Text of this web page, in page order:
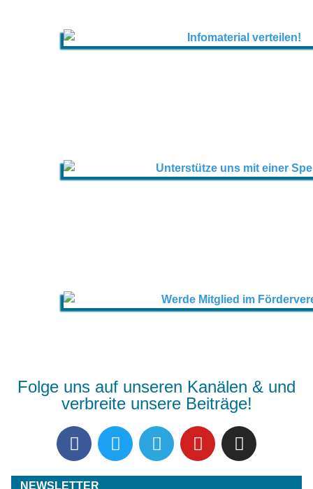
Folge uns auf unseren Kanälen & und
verbreite unsere Beiträge!
NEWSLETTER